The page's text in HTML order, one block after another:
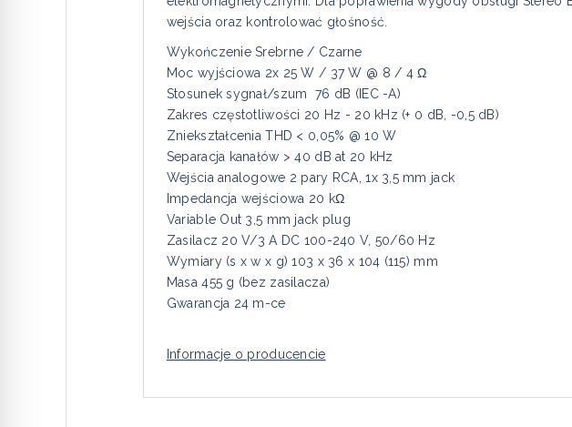
wejścia oraz kontrolować głośność.
Wykończenie Srebrne / Czarne
Moc wyjściowa 2x 25 W / 37 W @ 8 / 4 Ω
Stosunek sygnał/szum 76 dB (IEC -A)
Zakres częstotliwości 20 Hz - 20 kHz (+ 0 dB, -0,5 dB)
Zniekształcenia THD < 0,05% @ 10 W
Separacja kanałów > 40 dB at 20 kHz
Wejścia analogowe 2 pary RCA, 1x 3,5 mm jack
Impedancja wejściowa 20 kΩ
Variable Out 3,5 mm jack plug
Zasilacz 20 V/3 A DC 100-240 V, 50/60 Hz
Wymiary (s x w x g) 103 x 36 x 104 (115) mm
Masa 455 g (bez zasilacza)
Gwarancja 24 m-ce
Informacje o producencie